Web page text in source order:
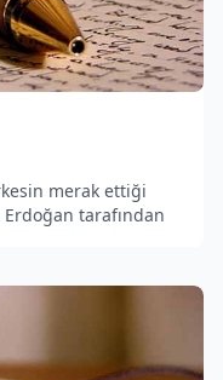
merak ettiği
Erdoğan tarafından